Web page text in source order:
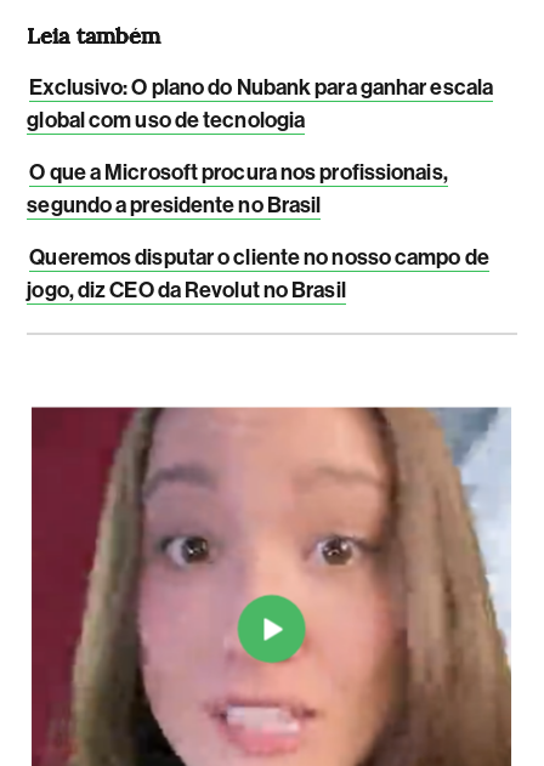
Leia também
Exclusivo: O plano do Nubank para ganhar escala
global com uso de tecnologia
O que a Microsoft procura nos profissionais,
segundo a presidente no Brasil
Queremos disputar o cliente no nosso campo de
jogo, diz CEO da Revolut no Brasil